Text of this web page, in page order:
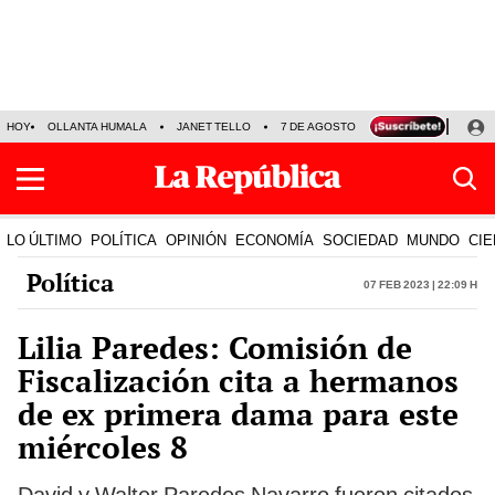
HOY OLLANTA HUMALA JANET TELLO 7 DE AGOSTO TINKA RESULTADOS
LO ÚLTIMO POLÍTICA OPINIÓN ECONOMÍA SOCIEDAD MUNDO
Política 07 Feb 2023 | 22:09 h
Lilia Paredes: Comisión de
Fiscalización cita a hermanos
de ex primera dama para este
miércoles 8